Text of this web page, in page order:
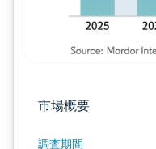
市場概要
調査期間